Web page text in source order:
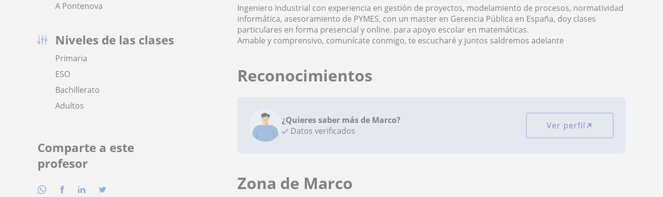
A Pontenova
Niveles de las clases
Primaria
ESO
Bachillerato
Adultos
Comparte a este
profesor
Ingeniero Industrial con experiencia en gestión de proyectos, modelamiento de procesos, normatividad
informática, asesoramiento de PYMES, con un master en Gerencia Pública en España, doy clases
particulares en forma presencial y online. para apoyo escolar en matemáticas.
Amable y comprensivo, comunícate conmigo, te escucharé y juntos saldremos adelante
Reconocimientos
¿Quieres saber más de Marco?
Datos verificados
Ver perfil
Zona de Marco